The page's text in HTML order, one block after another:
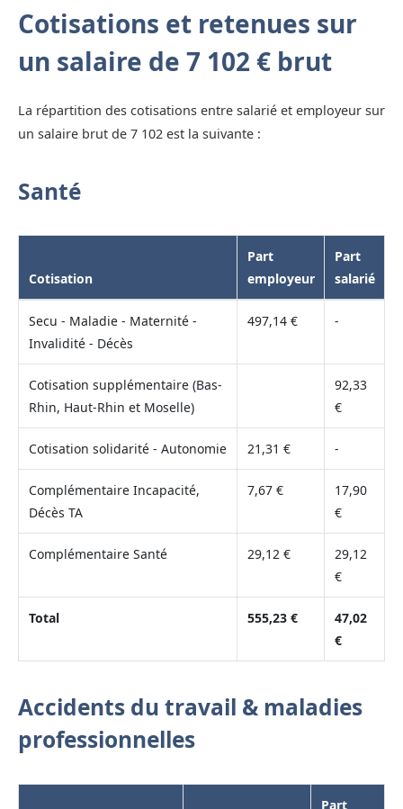
Cotisations et retenues sur
un salaire de 7 102 € brut
La répartition des cotisations entre salarié et employeur sur
un salaire brut de 7 102 est la suivante :
Santé
Cotisation
Part
employeur
Part
salarié
Secu - Maladie - Maternité -
Invalidité - Décès
497,14 € -
Cotisation supplémentaire (Bas-
Rhin, Haut-Rhin et Moselle)
92,33
€
Cotisation solidarité - Autonomie 21,31 € -
Complémentaire Incapacité,
Décès TA
7,67 €
17,90
€
Complémentaire Santé 29,12 €
29,12
€
Total 555,23 €
47,02
€
Accidents du travail & maladies
professionnelles
Part